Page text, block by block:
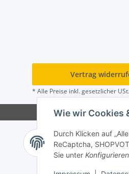
Wie wir Cookies
Durch Klicken auf
ReCaptcha,
Sie unter Konfigurieren
Vertrag
* Alle Preise inkl. gesetzlicher